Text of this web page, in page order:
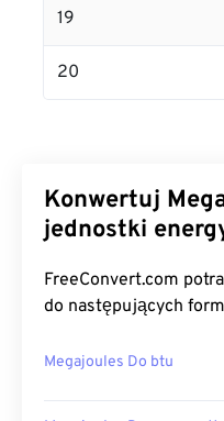
19
20
Konwertuj
jednostki
FreeConvert.com
do następujących
Megajoules Do btu